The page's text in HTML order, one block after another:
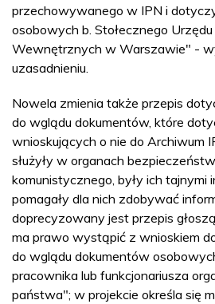
przechowywanego w IPN i
osobowych b. Stołecznego
Wewnętrznych w Warszawie" -
uzasadnieniu.
Nowela zmienia także przepis
do wglądu dokumentów, które
wnioskujących o nie do Archiwum
służyły w organach
komunistycznego, były ich tajnymi
pomagały dla nich zdobywać
doprecyzowany jest przepis
ma prawo wystąpić z wnioskiem
do wglądu dokumentów
pracownika lub funkcjonariusza
państwa"; w projekcie określa się